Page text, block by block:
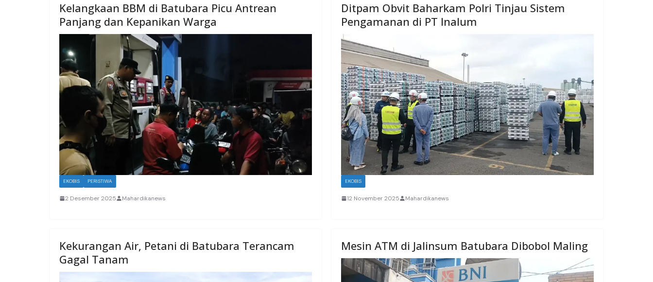
Kelangkaan BBM di Batubara Picu Antrean
Panjang dan Kepanikan Warga
EKOBIS PERISTIWA
2 Desember 2025 Mahardikanews
Ditpam Obvit Baharkam Polri Tinjau Sistem
Pengamanan di PT Inalum
EKOBIS
12 November 2025 Mahardikanews
Kekurangan Air, Petani di Batubara Terancam
Gagal Tanam
Mesin ATM di Jalinsum Batubara Dibobol Maling